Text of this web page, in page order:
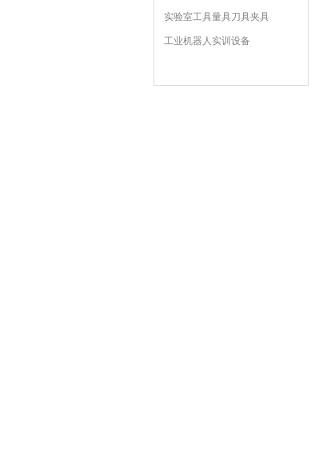
汽车离合器教学设
汽车底盘教学设备
带传动实验台 动静态螺栓实
验台 动平衡实验台
实验台 机构拼装实验
热工暖通教学设备
教学设备
机械教学陈列柜 机械教学示
教板 机械教学挂图
实验室工具量具刀具夹具
实验室工具 实验室量
夹具
工业机器人实训设备